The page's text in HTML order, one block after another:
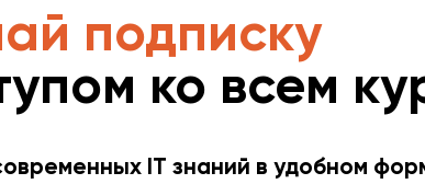
подписку
ко всем
IT знаний в удобном